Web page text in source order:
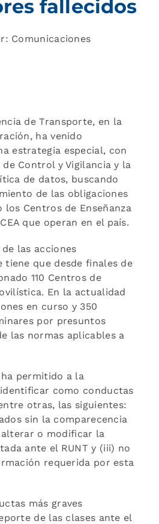
fallecidos
Comunicaciones
de Transporte, en la
ha venido
estrategia especial, con
Control y Vigilancia y la
de datos, buscando
de las obligaciones
los Centros de Enseñanza
que operan en el país.
las acciones
tiene que desde finales de
110 Centros de
En la actualidad
en curso y 350
por presuntos
las normas aplicables a
permitido a la
como conductas
otras, las siguientes:
sin la comparecencia
o modificar la
ante el RUNT y (iii) no
requerida por esta
más graves
de las clases ante el